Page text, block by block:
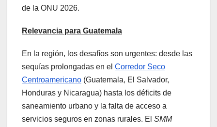
de la ONU 2026.
Relevancia para Guatemala
En la región, los desafíos son urgentes: desde las
sequías prolongadas en el Corredor Seco
Centroamericano (Guatemala, El Salvador,
Honduras y Nicaragua) hasta los déficits de
saneamiento urbano y la falta de acceso a
servicios seguros en zonas rurales. El SMM